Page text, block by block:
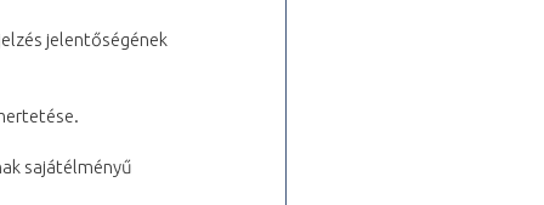
jelentőségének
sajátélményű